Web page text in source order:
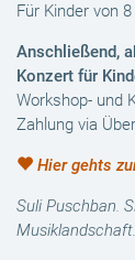
Für Kinder von
Anschließend,
Konzert für
Workshop- und
Zahlung via
Hier gehts
Suli Puschban.
Musiklandschaft.